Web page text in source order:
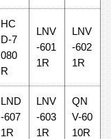
HC
D-7
080
R
LNV
-601
1R
LNV
-602
1R
LND
-607
1R
LNV
-603
1R
QN
V-60
10R